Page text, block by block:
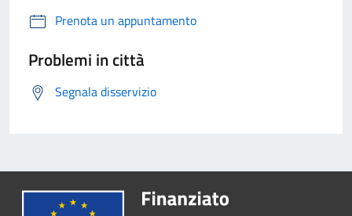
Prenota un appuntamento
Problemi in città
Segnala disservizio